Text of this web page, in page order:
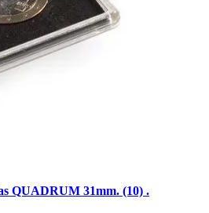
QUADRUM 31mm. (10) .